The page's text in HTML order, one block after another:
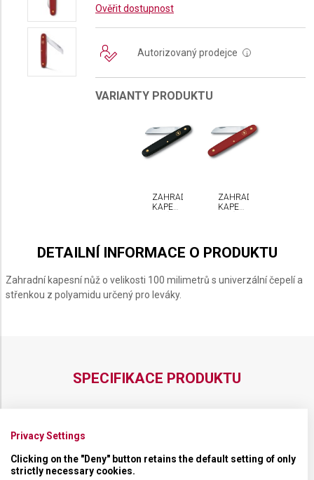
Ověřit dostupnost
Autorizovaný prodejce i
VARIANTY PRODUKTU
ZAHRADNÍ
KAPESNÍ
ZAHRADNÍ
KAPESNÍ
DETAILNÍ INFORMACE O PRODUKTU
Zahradní kapesní nůž o velikosti 100 milimetrů s univerzální čepelí a
střenkou z polyamidu určený pro leváky.
SPECIFIKACE PRODUKTU
DRUH ZBOŽÍ Kapesní nože
Privacy Settings
Clicking on the "Deny" button retains the default setting of only
strictly necessary cookies.